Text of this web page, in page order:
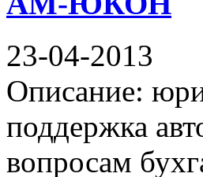
23-04-2013
Описание:
поддержка
вопросам